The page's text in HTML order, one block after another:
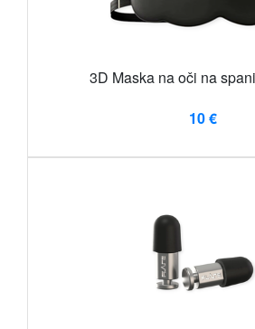
3D Maska na oči na
10 €